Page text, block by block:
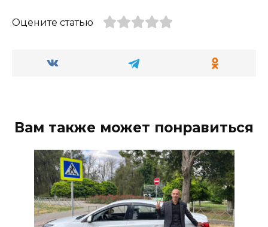
Оцените статью
Вам также может понравиться